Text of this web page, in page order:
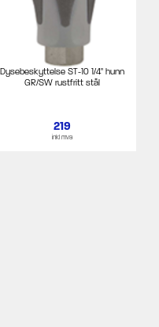
Dysebeskyttelse ST-10 1/4" hunn
GR/SW rustfritt stål
219
inkl mva